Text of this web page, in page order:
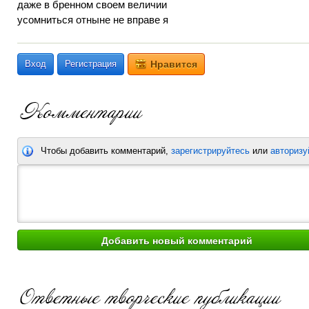
даже в бренном своем величии
усомниться отныне не вправе я
Вход Регистрация Нравится
Чтобы добавить комментарий, зарегистрируйтесь или